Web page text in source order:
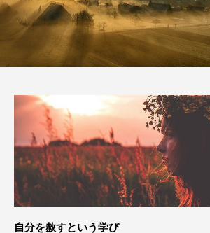
自分を赦すという学び